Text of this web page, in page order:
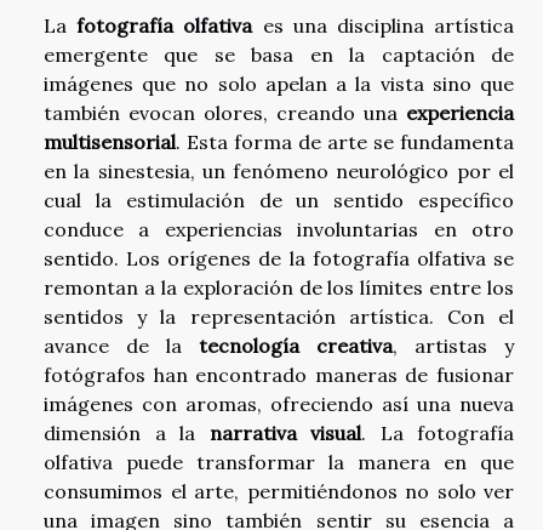
Lafotografía olfativaes una disciplina artística
emergente que se basa en la captación de
imágenes que no solo apelan a la vista sino que
también evocan olores, creando una experiencia
multisensorial. Esta forma de arte se fundamenta
en la sinestesia, un fenómeno neurológico por el
cual la estimulación de un sentido específico
conduce a experiencias involuntarias en otro
sentido. Los orígenes de la fotografía olfativa se
remontan a la exploración de los límites entre los
sentidos y la representación artística. Con el
avance de la tecnología creativa, artistas y
fotógrafos han encontrado maneras de fusionar
imágenes con aromas, ofreciendo así una nueva
dimensión a la narrativa visual. La fotografía
olfativa puede transformar la manera en que
consumimos el arte, permitiéndonos no solo ver
una imagen sino también sentir su esencia a